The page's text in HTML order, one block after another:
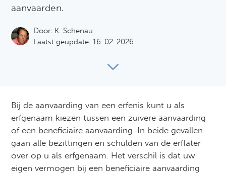
aanvaarden.
Door: K. Schenau
Laatst geupdate: 16-02-2026
Bij de aanvaarding van een erfenis kunt u als
erfgenaam kiezen tussen een zuivere aanvaarding
of een beneficiaire aanvaarding. In beide gevallen
gaan alle bezittingen en schulden van de erflater
over op u als erfgenaam. Het verschil is dat uw
eigen vermogen bij een beneficiaire aanvaarding